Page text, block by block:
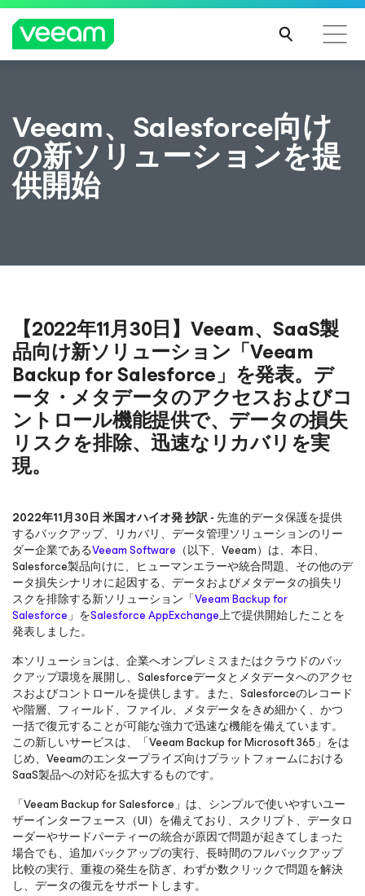
るお客様向けのVeeamのガイダンス
続き
を読
む
Veeam、Salesforce向け
の新ソリューションを提
供開始
【2022年11月30日】Veeam、SaaS製
品向け新ソリューション「Veeam
Backup for Salesforce」を発表。デ
ータ・メタデータのアクセスおよびコ
ントロール機能提供で、データの損失
リスクを排除、迅速なリカバリを実
現。
2022年11月30日 米国オハイオ発 抄訳 -先進的データ保護を提供
するバックアップ、リカバリ、データ管理ソリューションのリー
ダー企業であるVeeam Software （以下、Veeam）は、本日、
Salesforce製品向けに、ヒューマンエラーや統合問題、その他のデ
ータ損失シナリオに起因する、データおよびメタデータの損失リ
スクを排除する新ソリューション「Veeam Backupfor
Salesforce」をSalesforce AppExchange上で提供開始したことを
発表しました。
本ソリューションは、企業へオンプレミスまたはクラウドのバッ
クアップ環境を展開し、Salesforceデータとメタデータへのアクセ
スおよびコントロールを提供します。また、Salesforceのレコード
や階層、フィールド、ファイル、メタデータをきめ細かく、かつ
一括で復元することが可能な強力で迅速な機能を備えています。
この新しいサービスは、「Veeam Backupfor Microsoft 365」をは
じめ、Veeamのエンタープライズ向けプラットフォームにおける
SaaS製品への対応を拡大するものです。
「Veeam Backupfor Salesforce」は、シンプルで使いやすいユー
ザーインターフェース（UI）を備えており、スクリプト、データロ
ーダーやサードパーティーの統合が原因で問題が起きてしまった
場合でも、追加バックアップの実行、長時間のフルバックアップ
比較の実行、重複の発生を防ぎ、わずか数クリックで問題を解決
し、データの復元をサポートします。